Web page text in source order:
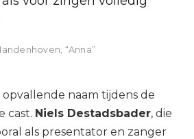
“Anna”
naam tijdens de
cast. Niels Destadsbader, die
als presentator en zanger